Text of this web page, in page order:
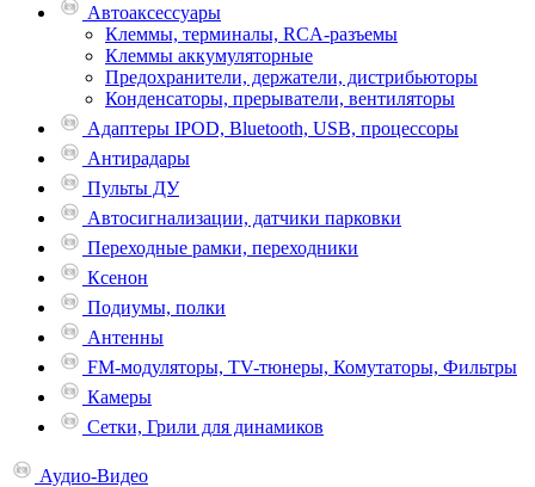
Автоаксессуары
Клеммы, терминалы, RCA-разъемы
Клеммы аккумуляторные
Предохранители, держатели, дистрибьюторы
Конденсаторы, прерыватели, вентиляторы
Адаптеры IPOD, Bluetooth, USB, процессоры
Антирадары
Пульты ДУ
Автосигнализации, датчики парковки
Переходные рамки, переходники
Ксенон
Подиумы, полки
Антенны
FM-модуляторы, TV-тюнеры, Комутаторы, Фильтры
Камеры
Сетки, Грили для динамиков
Аудио-Видео